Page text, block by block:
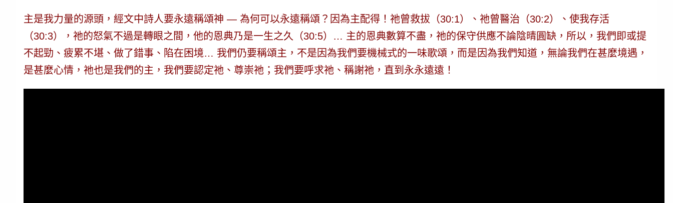
主是我力量的源頭 ，經文中詩人要永遠稱頌神 — 為何可以永遠稱頌？因為主配得！ 祂曾救拔（30:1）、祂曾醫治（30:2）、使我存活
（30:3），祂的怒氣不過是轉眼之間，他的恩典乃是一生之久（30:5）… 主的恩典數算不盡，祂的保守供應不論陰晴圓缺，所以，我們即或提
不起勁、疲累不堪、做了錯事、陷在困境… 我們仍要稱頌主，不是因為我們要機械式的一味歌頌，而是因為我們知道， 無論我們在甚麼境遇，
是甚麼心情，祂也是我們的主 ，我們要認定祂、尊崇祂；我們要呼求祂、稱謝祂，直到永永遠遠！